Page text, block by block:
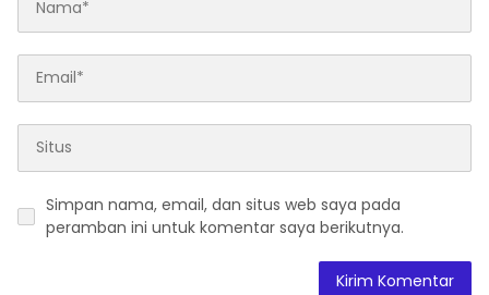
Simpan nama, email, dan situs web saya pada
peramban ini untuk komentar saya berikutnya.